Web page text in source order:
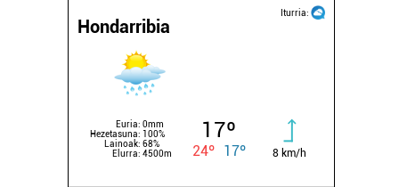
Iturria:
Hondarribia
Euria: 0mm
Hezetasuna: 100%
Lainoak: 68%
Elurra: 4500m
17º
24º 17º 8 km/h